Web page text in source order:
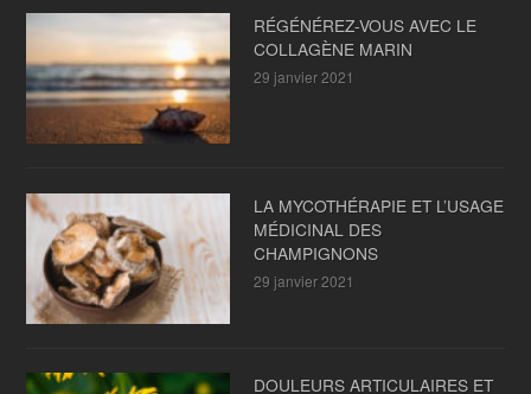
RÉGÉNÉREZ-VOUS AVEC LE
COLLAGÈNE MARIN
29 janvier 2021
LA MYCOTHÉRAPIE ET L’USAGE
MÉDICINAL DES
CHAMPIGNONS
29 janvier 2021
DOULEURS ARTICULAIRES ET